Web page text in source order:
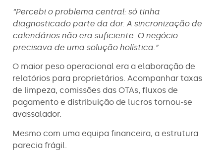
“Percebi o problema central: só tinha
diagnosticado parte da dor. A sincronização de
calendários não era suficiente. O negócio
precisava de uma solução holística.”
O maior peso operacional era a elaboração de
relatórios para proprietários. Acompanhar taxas
de limpeza, comissões das OTAs, fluxos de
pagamento e distribuição de lucros tornou-se
avassalador.
Mesmo com uma equipa financeira, a estrutura
parecia frágil.